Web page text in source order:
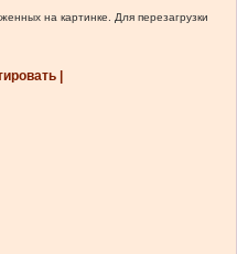
на картинке. Для перезагрузки
|